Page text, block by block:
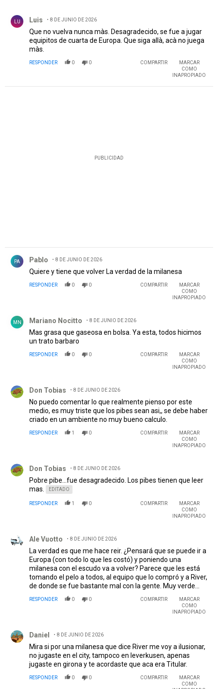
LU Luis 8 DE JUNIO DE 2026
Que no vuelva nunca màs. Desagradecido, se fue a jugar
equipitos de cuarta de Europa. Que siga allà, acà no juega
màs.
RESPONDER 0 0 COMPARTIR
MARCAR
COMO
INAPROPIADO
PUBLICIDAD
PA Pablo 8 DE JUNIO DE 2026
Quiere y tiene que volver La verdad de la milanesa
RESPONDER 0 0 COMPARTIR
MARCAR
COMO
INAPROPIADO
MN Mariano Nocitto 8 DE JUNIO DE 2026
Mas grasa que gaseosa en bolsa. Ya esta, todos hicimos
un trato barbaro
RESPONDER 0 0 COMPARTIR
MARCAR
COMO
INAPROPIADO
Don Tobias 8 DE JUNIO DE 2026
No puedo comentar lo que realmente pienso por este
medio, es muy triste que los pibes sean asi,, se debe haber
criado en un ambiente no muy bueno calculo.
RESPONDER 1 0 COMPARTIR
MARCAR
COMO
INAPROPIADO
Don Tobias 8 DE JUNIO DE 2026
Pobre pibe...fue desagradecido. Los pibes tienen que leer
mas.
EDITADO
RESPONDER 1 0 COMPARTIR
MARCAR
COMO
INAPROPIADO
Ale Vuotto 8 DE JUNIO DE 2026
La verdad es que me hace reir. ¿Pensará que se puede ir a
Europa (con todo lo que les costó) y poniendo una
milanesa con el escudo va a volver? Parece que les está
tomando el pelo a todos, al equipo que lo compró y a River,
de donde se fue bastante mal con la gente. Muy verde...
RESPONDER 0 0 COMPARTIR
MARCAR
COMO
INAPROPIADO
Daniel 8 DE JUNIO DE 2026
Mira si por una milanesa que dice River me voy a ilusionar,
no jugaste en el city, tampoco en leverkusen, apenas
jugaste en girona y te acordaste que aca era Titular.
RESPONDER 0 0 COMPARTIR
MARCAR
COMO